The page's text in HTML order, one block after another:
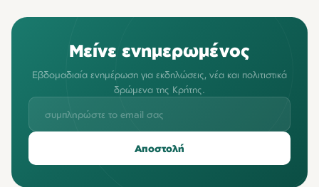
Μείνε ενημερωμένος
Εβδομαδιαία ενημέρωση για εκδηλώσεις, νέα και πολιτιστικά
δρώμενα της Κρήτης.
Αποστολή